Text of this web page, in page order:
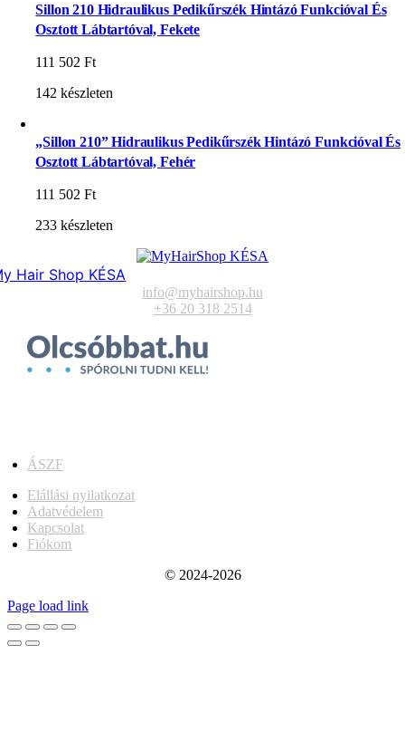
Sillon 210 Hidraulikus Pedikűrszék Hintázó Funkcióval És
Osztott Lábtartóval, Fekete
111 502Ft
142 készleten
„Sillon 210” Hidraulikus Pedikűrszék Hintázó Funkcióval És
Osztott Lábtartóval, Fehér
111 502Ft
233 készleten
Hair Shop KÉSA
info@myhairshop.hu
+36 20 318 2514
ÁSZF
Elállási nyilatkozat
Adatvédelem
Kapcsolat
Fiókom
© 2024-2026
Page load link